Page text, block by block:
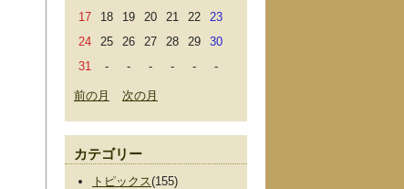
17
18 19 20 21 22
23
24
25 26 27 28 29
30
31
- - - - - -
前の月 次の月
カテゴリー
トピックス(155)